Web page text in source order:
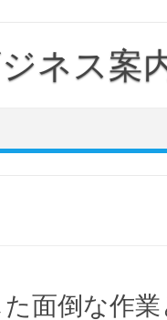
ネス案
面倒な作